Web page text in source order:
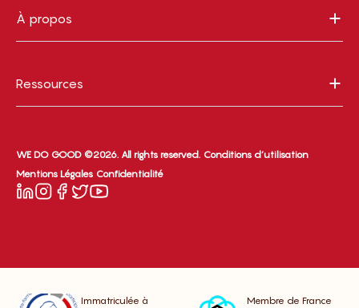
À propos
Ressources
WE DO GOOD ©2026. All rights reserved. Conditions d’utilisation
Mentions Légales Confidentialité
Immatriculée à
Membre de France